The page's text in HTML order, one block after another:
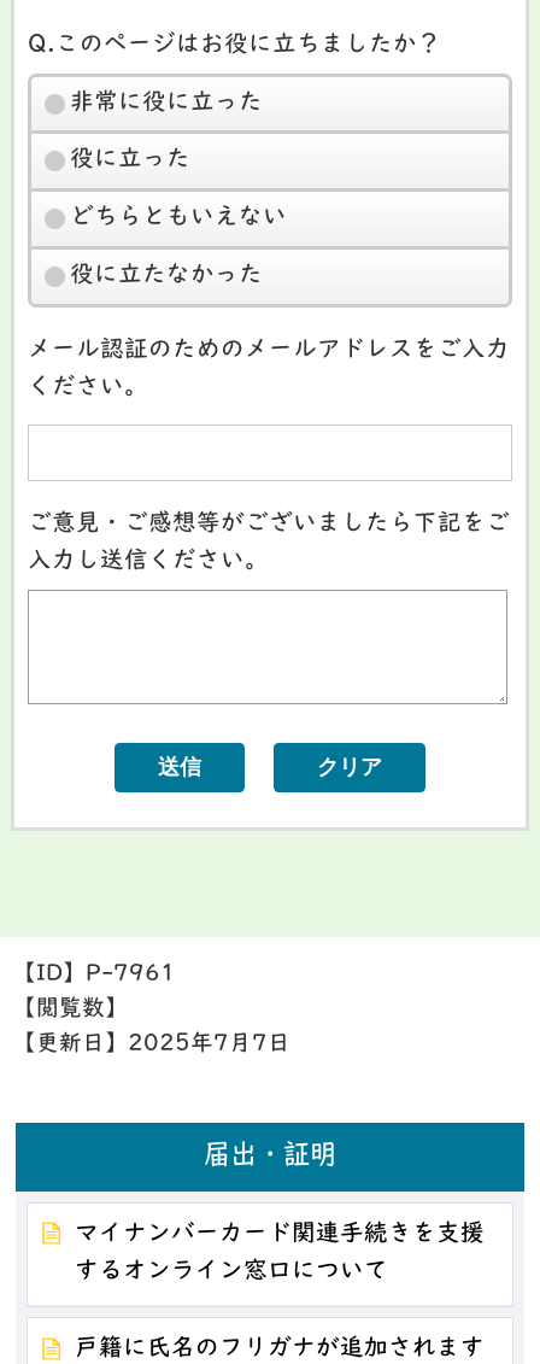
Q.このページはお役に立ちましたか？
非常に役に立った
役に立った
どちらともいえない
役に立たなかった
メール認証のためのメールアドレスをご入力
ください。
ご意見・ご感想等がございましたら下記をご
入力し送信ください。
【ID】 P-7961
【閲覧数】
【更新日】 2025年7月7日
届出・証明
マイナンバーカード関連手続きを支援
するオンライン窓口について
戸籍に氏名のフリガナが追加されます